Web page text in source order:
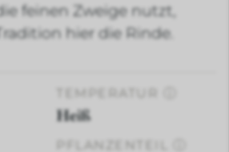
feinen Zweige nutzt,
hier die Rinde.
Heiß
PFLANZENTEIL